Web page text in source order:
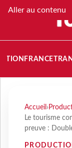
Aller au contenu
FRANCE
Accueil ›
Le tourisme
preuve :